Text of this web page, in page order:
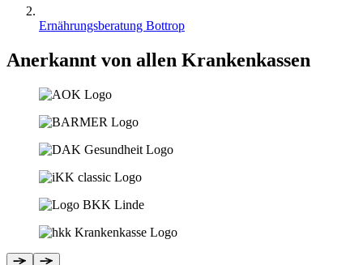
Ernährungsberatung Bottrop
Anerkannt von allen Krankenkassen